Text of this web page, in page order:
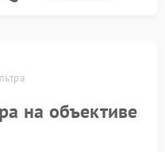
на объективе